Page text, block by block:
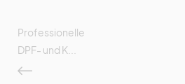
Professionelle
DPF- und K...